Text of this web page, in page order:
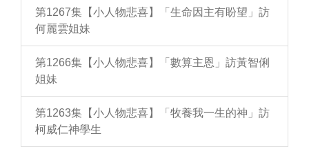
第1267集【小人物悲喜】「生命因主有盼望」訪
何麗雲姐妹
第1266集【小人物悲喜】「數算主恩」訪黃智俐
姐妹
第1263集【小人物悲喜】「牧養我一生的神」訪
柯威仁神學生